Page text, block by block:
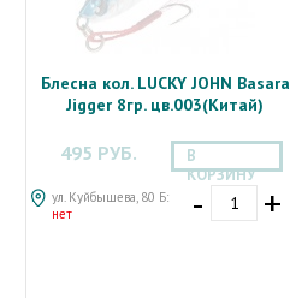
Блесна кол. LUCKY JOHN Basara
Jigger 8гр. цв.003(Китай)
495 РУБ.
ул. Куйбышева, 80 Б:
нет
В
КОРЗИНУ
- +